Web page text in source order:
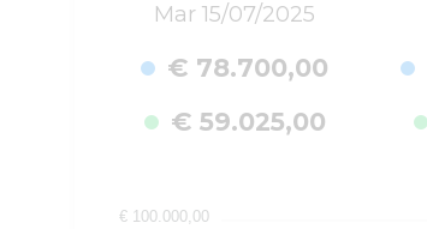
Mar 15/07/2025
€ 78.700,00
€ 59.025,00
€ 100.000,00